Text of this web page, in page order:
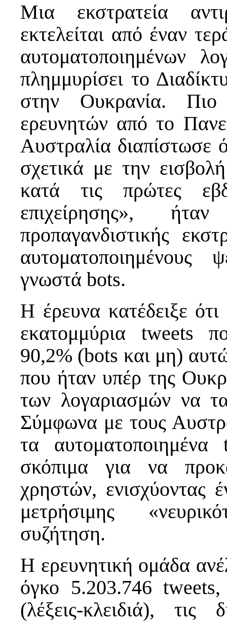
Μια εκστρατεία
εκτελείται από έναν
αυτοματοποιημένων
πλημμυρίσει το
στην Ουκρανία. Πιο
ερευνητών από το
Αυστραλία διαπίστωσε
σχετικά με την
κατά τις πρώτες
επιχείρησης»,
προπαγανδιστικής
αυτοματοποιημένους
γνωστά bots.
Η έρευνα κατέδειξε
εκατομμύρια tweets
90,2% (bots και μη)
που ήταν υπέρ της
των λογαριασμών να
Σύμφωνα με τους
τα αυτοματοποιημένα
σκόπιμα για να
χρηστών, ενισχύοντας
μετρήσιμης
συζήτηση.
Η ερευνητική ομάδα
όγκο 5.203.746
(λέξεις-κλειδιά),